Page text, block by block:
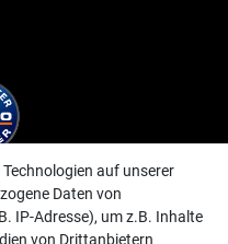
auf unserer
Daten von
IP-Adresse), um z.B. Inhalte
von Drittanbietern